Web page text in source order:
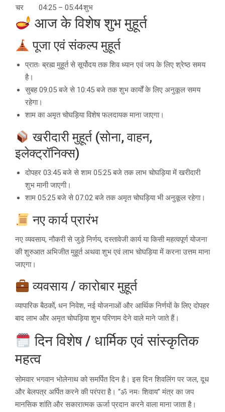
चर
04:25 – 05:44शुभ
आज के विशेष शुभ मुहूर्त
पूजा एवं संकल्प मुहूर्त
प्रातः ब्रह्म मुहूर्त से सूर्योदय तक शिव ध्यान एवं जप के लिए श्रेष्ठ समय
है।
सुबह 09:05 बजे से 10:45 बजे तक शुभ कार्यों के लिए अनुकूल समय
रहेगा।
शाम का अमृत चोघड़िया विशेष फलदायक माना जाएगा।
खरीदारी मुहूर्त (सोना, वाहन,
इलेक्ट्रॉनिक्स)
दोपहर 03:45 बजे से शाम 05:25 बजे तक लाभ चोघड़िया में खरीदारी
शुभ मानी जाएगी।
शाम 05:25 बजे से 07:02 बजे तक अमृत चोघड़िया भी अनुकूल रहेगा।
नए कार्य प्रारंभ
नए व्यवसाय, नौकरी से जुड़े निर्णय, दस्तावेजी कार्य या किसी महत्वपूर्ण योजना
की शुरुआत अभिजीत मुहूर्त अथवा शुभ एवं लाभ चोघड़िया में करना उत्तम माना
जाएगा।
व्यवसाय / कारोबार मुहूर्त
व्यापारिक बैठकों, धन निवेश, नई योजनाओं और आर्थिक निर्णयों के लिए दोपहर
बाद लाभ और अमृत चोघड़िया शुभ परिणाम देने वाले माने जाते हैं।
दिन विशेष / धार्मिक एवं सांस्कृतिक
महत्व
सोमवार भगवान भोलेनाथ को समर्पित दिन है। इस दिन शिवलिंग पर जल, दूध
और बेलपत्र अर्पित करने की परंपरा है। “ॐ नमः शिवाय” मंत्र का जप
मानसिक शांति और सकारात्मक ऊर्जा प्रदान करने वाला माना जाता है।